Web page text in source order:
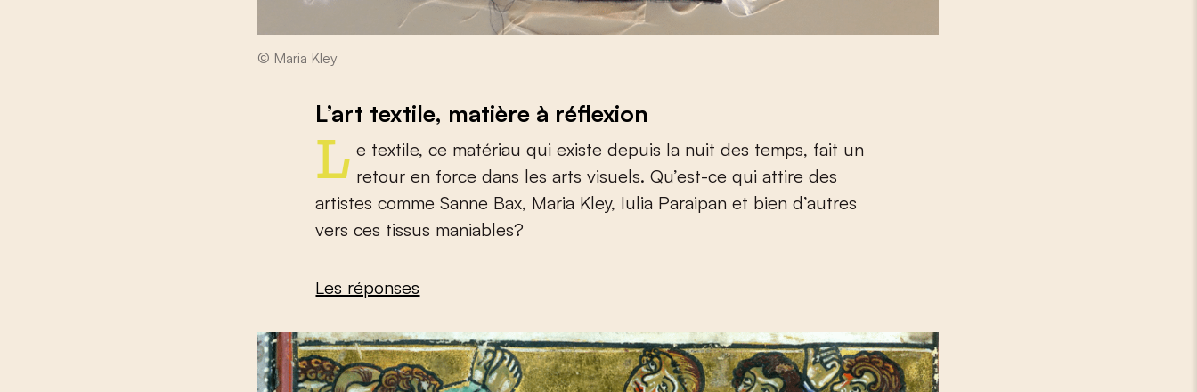
© Maria Kley
L’art textile, matière à réflexion
Le textile, ce matériau qui existe depuis la nuit des temps, fait un retour en force dans les arts visuels. Qu’est-ce qui attire des
artistes comme Sanne Bax, Maria Kley, Iulia Paraipan et bien d’autres
vers ces tissus maniables?
Les réponses